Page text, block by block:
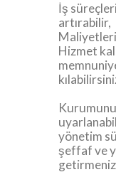
İş
artırabilir,
Hizmet
yönetim
şeffaf ve